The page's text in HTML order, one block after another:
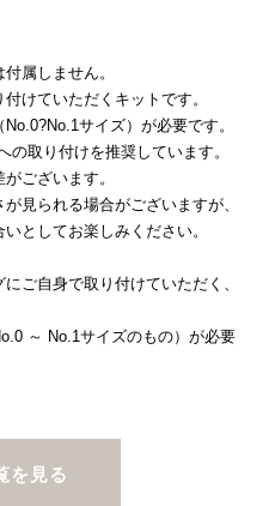
属しません。
けていただくキットです。
サイズ）が必要です。
の取り付けを推奨しています。
ございます。
見られる場合がございますが、
としてお楽しみください。
ご自身で取り付けていただく、
～ No.1サイズのもの）が必要
を見る